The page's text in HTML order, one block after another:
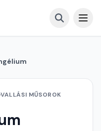
VALLÁSI MŰSOROK